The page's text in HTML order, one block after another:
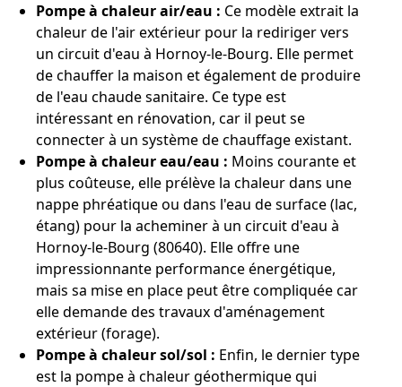
Pompe à chaleur air/eau : Ce modèle extrait la
chaleur de l'air extérieur pour la rediriger vers
un circuit d'eau à Hornoy-le-Bourg. Elle permet
de chauffer la maison et également de produire
de l'eau chaude sanitaire. Ce type est
intéressant en rénovation, car il peut se
connecter à un système de chauffage existant.
Pompe à chaleur eau/eau : Moins courante et
plus coûteuse, elle prélève la chaleur dans une
nappe phréatique ou dans l'eau de surface (lac,
étang) pour la acheminer à un circuit d'eau à
Hornoy-le-Bourg (80640). Elle offre une
impressionnante performance énergétique,
mais sa mise en place peut être compliquée car
elle demande des travaux d'aménagement
extérieur (forage).
Pompe à chaleur sol/sol : Enfin, le dernier type
est la pompe à chaleur géothermique qui